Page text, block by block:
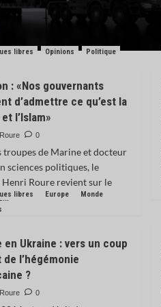
libres Opinions Politique
: «Nos gouvernants
d’admettre ce qu’est la
l’Islam»
0
troupes de Marine et docteur
sciences politiques, le
Henri Roure revient sur le
libres Europe
Monde
en Ukraine : vers un coup
de l’hégémonie
?
0